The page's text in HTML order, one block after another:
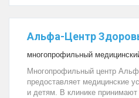
Альфа-Центр
многопрофильный
Многопрофильный центр
предоставляет медицинские
и детям. В клинике принимают